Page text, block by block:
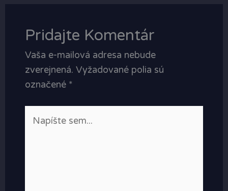
Pridajte Komentár
Vaša e-mailová adresa nebude
zverejnená. Vyžadované polia sú
označené *
sem...